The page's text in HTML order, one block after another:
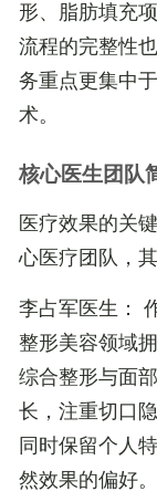
形、脂肪填充
流程的完整性
务重点更集中
术。
核心医生团队
医疗效果的关
心医疗团队，
李占军医生 ：
整形美容领域
综合整形与面
长，注重切口
同时保留个人
然效果的偏好。